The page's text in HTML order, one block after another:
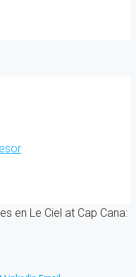
en Le Ciel at Cap Cana: